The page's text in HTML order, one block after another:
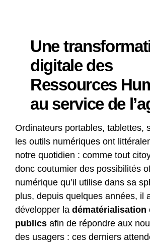
Une
digitale des
Ressources
au service de
Ordinateurs portables, tablettes,
les outils numériques ont
notre quotidien : comme tout
donc coutumier des possibilités
numérique qu’il utilise dans sa
plus, depuis quelques années, il
développer la dématérialisation
publics afin de répondre aux
des usagers : ces derniers